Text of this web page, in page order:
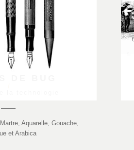
Aquarelle, Gouache,
et Arabica